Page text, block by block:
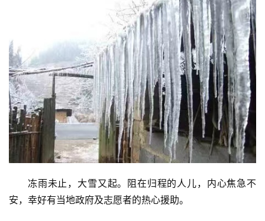
冻雨未止，大雪又起。阻在归程的人儿，内心焦急不
安，幸好有当地政府及志愿者的热心援助。